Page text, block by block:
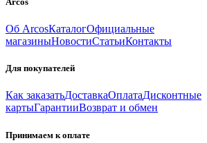
Об ArcosКаталогОфициальные
магазиныНовостиСтатьиКонтакты
Для покупателей
Как заказатьДоставкаОплатаДисконтные
картыГарантииВозврат и обмен
Принимаем к оплате